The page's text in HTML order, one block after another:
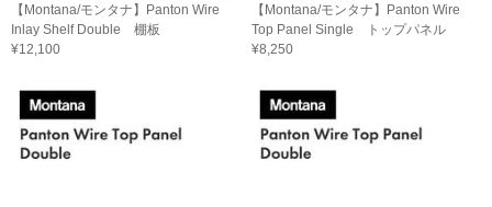
【Montana/モンタナ】Panton Wire
Inlay Shelf Double 棚板
¥12,100
【Montana/モンタナ】Panton Wire
Top Panel Single トップパネル
¥8,250